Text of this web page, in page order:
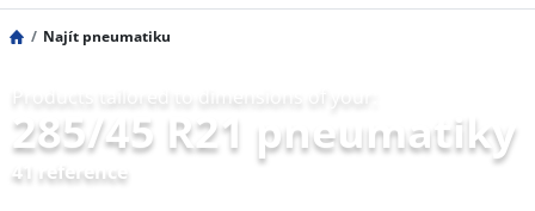
Najít pneumatiku
285/45 R21 pneumatiky
41 reference